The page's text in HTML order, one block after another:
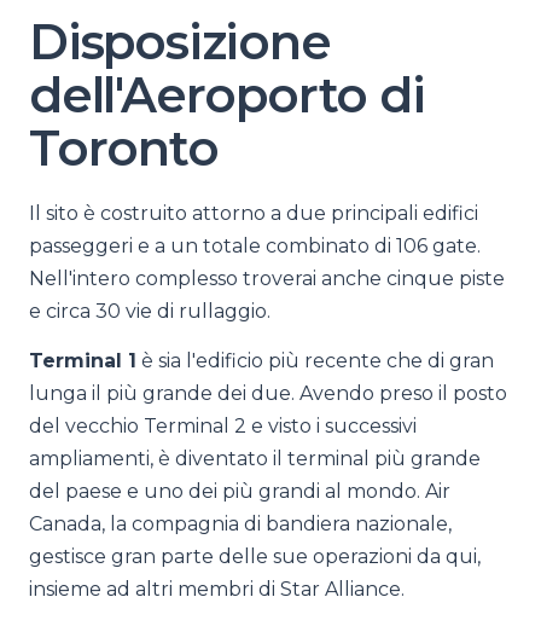
Disposizione
dell'Aeroporto di
Toronto
Il sito è costruito attorno a due principali edifici
passeggeri e a un totale combinato di 106 gate.
Nell'intero complesso troverai anche cinque piste
e circa 30 vie di rullaggio.
Terminal 1 è sia l'edificio più recente che di gran
lunga il più grande dei due. Avendo preso il posto
del vecchio Terminal 2 e visto i successivi
ampliamenti, è diventato il terminal più grande
del paese e uno dei più grandi al mondo. Air
Canada, la compagnia di bandiera nazionale,
gestisce gran parte delle sue operazioni da qui,
insieme ad altri membri di Star Alliance.